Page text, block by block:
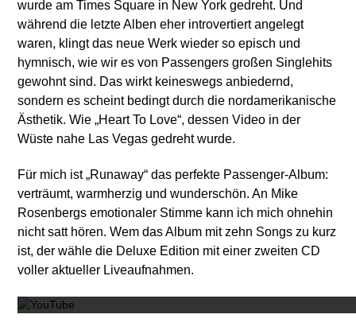
wurde am Times Square in New York gedreht. Und
während die letzte Alben eher introvertiert angelegt
waren, klingt das neue Werk wieder so episch und
hymnisch, wie wir es von Passengers großen Singlehits
gewohnt sind. Das wirkt keineswegs anbiedernd,
sondern es scheint bedingt durch die nordamerikanische
Ästhetik. Wie „Heart To Love“, dessen Video in der
Wüste nahe Las Vegas gedreht wurde.
Für mich ist „Runaway“ das perfekte Passenger-Album:
verträumt, warmherzig und wunderschön. An Mike
Rosenbergs emotionaler Stimme kann ich mich ohnehin
nicht satt hören. Wem das Album mit zehn Songs zu kurz
ist, der wähle die Deluxe Edition mit einer zweiten CD
voller aktueller Liveaufnahmen.
Mit